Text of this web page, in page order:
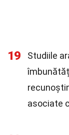
19
Studiile
asociate